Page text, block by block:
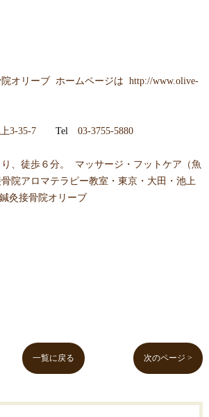
オリーブ ホームページは http://www.olive-
3-35-7Tel 03-3755-5880
、徒歩６分。 マッサージ・フットケア（魚
院アロマテラピー教室・東京・大田・池上
灸接骨院オリーブ
一覧に戻る 次のページ >